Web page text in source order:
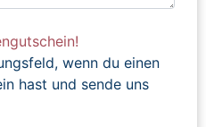
wenn du einen
hast und sende uns